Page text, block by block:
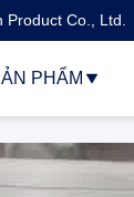
Product Co., Ltd.
PHẨM